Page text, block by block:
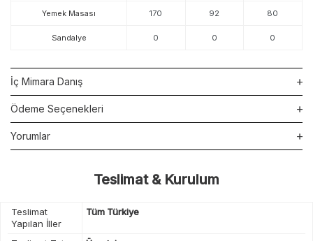
Yemek Masası 170 92 80
Sandalye 0 0 0
İç Mimara Danış
Ödeme Seçenekleri
Yorumlar
Teslimat & Kurulum
Teslimat
Yapılan İller
Tüm Türkiye